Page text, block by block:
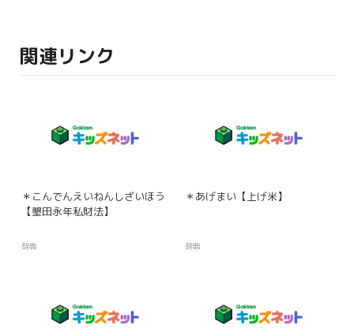
関連リンク
＊こんでんえいねんしざいほう
【墾田永年私財法】
辞典
＊あげまい【上げ米】
辞典